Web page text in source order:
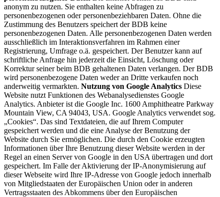
anonym zu nutzen. Sie enthalten keine Abfragen zu
personenbezogenen oder personenbeziehbaren Daten. Ohne die
Zustimmung des Benutzers speichert der BDB keine
personenbezogenen Daten. Alle personenbezogenen Daten werden
ausschließlich im Interaktionsverfahren im Rahmen einer
Registrierung, Umfrage o.ä. gespeichert. Der Benutzer kann auf
schriftliche Anfrage hin jederzeit die Einsicht, Löschung oder
Korrektur seiner beim BDB gehaltenen Daten verlangen. Der BDB
wird personenbezogene Daten weder an Dritte verkaufen noch
anderweitig vermarkten. Nutzung von Google Analytics Diese
Website nutzt Funktionen des Webanalysedienstes Google
Analytics. Anbieter ist die Google Inc. 1600 Amphitheatre Parkway
Mountain View, CA 94043, USA. Google Analytics verwendet sog.
„Cookies“. Das sind Textdateien, die auf Ihrem Computer
gespeichert werden und die eine Analyse der Benutzung der
Website durch Sie ermöglichen. Die durch den Cookie erzeugten
Informationen über Ihre Benutzung dieser Website werden in der
Regel an einen Server von Google in den USA übertragen und dort
gespeichert. Im Falle der Aktivierung der IP-Anonymisierung auf
dieser Webseite wird Ihre IP-Adresse von Google jedoch innerhalb
von Mitgliedstaaten der Europäischen Union oder in anderen
Vertragsstaaten des Abkommens über den Europäischen